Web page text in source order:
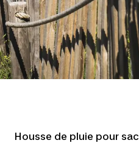
Housse de pluie pour sac